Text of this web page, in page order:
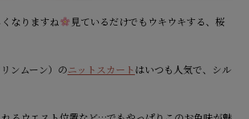
なりますね
見ているだけでもウキウキする、桜
ンムーン）のニットスカートはいつも人気で、シル